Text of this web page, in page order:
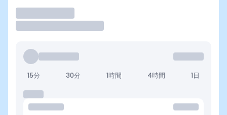
15分 30分 1時間 4時間 1日